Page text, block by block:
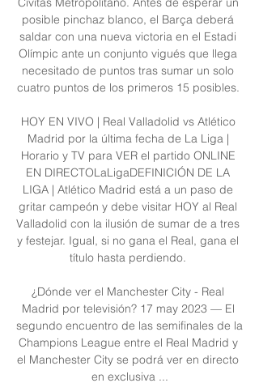
posible pinchaz blanco, el Barça deberá
saldar con una nueva victoria en el Estadi
Olímpic ante un conjunto vigués que llega
necesitado de puntos tras sumar un solo
cuatro puntos de los primeros 15 posibles.
HOY EN VIVO | Real Valladolid vs Atlético
Madrid por la última fecha de La Liga |
Horario y TV para VER el partido ONLINE
EN DIRECTOLaLigaDEFINICIÓN DE LA
LIGA | Atlético Madrid está a un paso de
gritar campeón y debe visitar HOY al Real
Valladolid con la ilusión de sumar de a tres
y festejar. Igual, si no gana el Real, gana el
título hasta perdiendo.
¿Dónde ver el Manchester City - Real
Madrid por televisión? 17 may 2023 — El
segundo encuentro de las semifinales de la
Champions League entre el Real Madrid y
el Manchester City se podrá ver en directo
en exclusiva ...